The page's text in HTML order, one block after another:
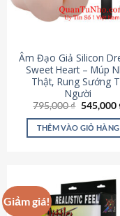
Âm Đạo Giả Silicon
Sweet Heart – Múp
Thật, Rung Sướng
Người
795,000₫ Giá
là:
795,000 ₫.
545,000
THÊM VÀO GIỎ HÀNG
Giảm giá!